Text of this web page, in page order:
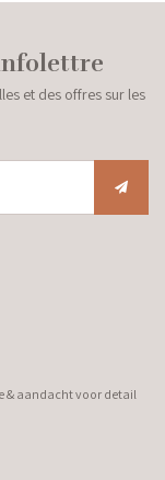
et des offres sur les
& aandacht voor detail